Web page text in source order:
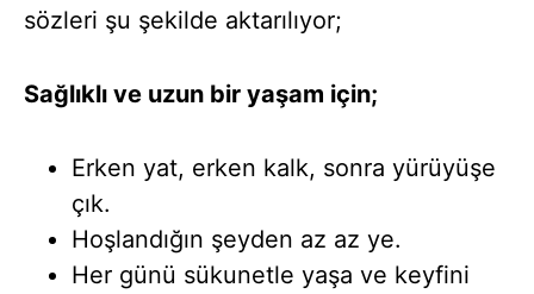
sözleri şu şekilde aktarılıyor;
Sağlıklı ve uzun bir yaşam için;
Erken yat, erken kalk, sonra yürüyüşe
çık.
Hoşlandığın şeyden az az ye.
Her günü sükunetle yaşa ve keyfini